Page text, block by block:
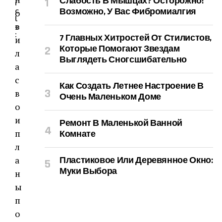
о
в
и
л
а
с
в
о
и
п
л
а
н
ы
п
о
i
c
l
e
:
Возможно, У Вас Фибромиалгия
7 Главных Хитростей От Стилистов,
Которые Помогают Звездам
Выглядеть Сногсшибательно
Как Создать Летнее Настроение В
Очень Маленьком Доме
Ремонт В Маленькой Ванной
Комнате
Пластиковое Или Деревянное Окно:
Муки Выбора